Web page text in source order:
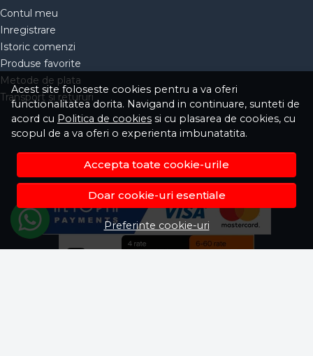
Acest site foloseste cookies pentru a va oferi
functionalitatea dorita. Navigand in continuare, sunteti de
acord cu Politica de cookies si cu plasarea de cookies, cu
scopul de a va oferi o experienta imbunatatita.
Accepta toate cookie-urile
Doar cookie-uri esentiale
Preferinte cookie-uri
Contul meu
Inregistrare
Istoric comenzi
Produse favorite
Metode de plata
Transport si retururi